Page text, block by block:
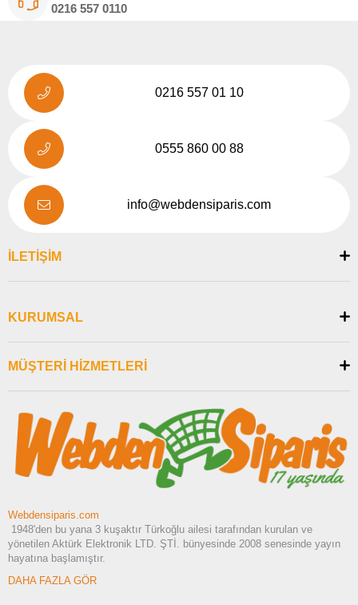
0216 557 0110
0216 557 01 10
0555 860 00 88
info@webdensiparis.com
İLETİŞİM
KURUMSAL
MÜŞTERİ HİZMETLERİ
Webdensiparis.com
1948'den bu yana 3 kuşaktır Türkoğlu ailesi tarafından kurulan ve
yönetilen Aktürk Elektronik LTD. ŞTİ. bünyesinde 2008 senesinde yayın
hayatına başlamıştır.
DAHA FAZLA GÖR